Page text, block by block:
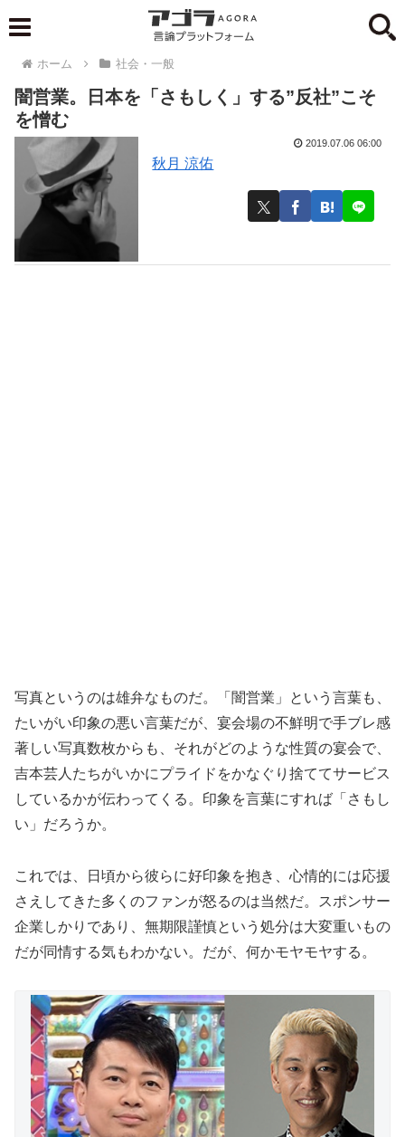
ホーム 社会・一般
闇営業。日本を「さもしく」する”反社”こそ
を憎む
秋月 涼佑
2019.07.06 06:00
写真というのは雄弁なものだ。「闇営業」という言葉も、
たいがい印象の悪い言葉だが、宴会場の不鮮明で手ブレ感
著しい写真数枚からも、それがどのような性質の宴会で、
吉本芸人たちがいかにプライドをかなぐり捨ててサービス
しているかが伝わってくる。印象を言葉にすれば「さもし
い」だろうか。
これでは、日頃から彼らに好印象を抱き、心情的には応援
さえしてきた多くのファンが怒るのは当然だ。スポンサー
企業しかりであり、無期限謹慎という処分は大変重いもの
だが同情する気もわかない。だが、何かモヤモヤする。